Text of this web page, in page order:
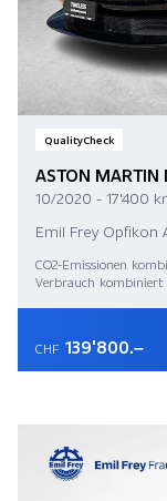
QualityCheck
ASTON
10/2020 - 17'400
Emil Frey Opfikon
CO2-Emissionen
Verbrauch kombiniert
CHF 139'800.–